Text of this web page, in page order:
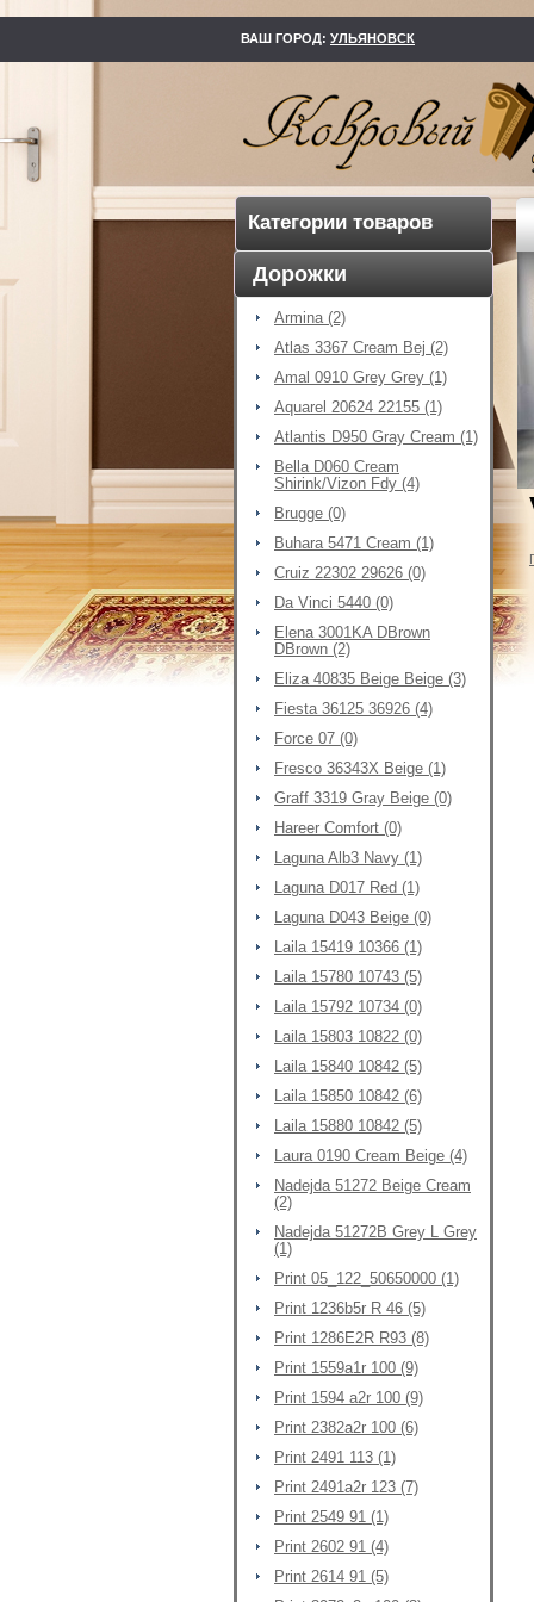
ВАШ ГОРОД: УЛЬЯНОВСК
Категории товаров
Дорожки
Armina (2)
Atlas 3367 Cream Bej (2)
Amal 0910 Grey Grey (1)
Aquarel 20624 22155 (1)
Atlantis D950 Gray Cream (1)
Bella D060 Cream
Shirink/Vizon Fdy (4)
Brugge (0)
Buhara 5471 Cream (1)
Cruiz 22302 29626 (0)
Da Vinci 5440 (0)
Elena 3001KA DBrown
DBrown (2)
Eliza 40835 Beige Beige (3)
Fiesta 36125 36926 (4)
Force 07 (0)
Fresco 36343X Beige (1)
Graff 3319 Gray Beige (0)
Hareer Comfort (0)
Laguna Alb3 Navy (1)
Laguna D017 Red (1)
Laguna D043 Beige (0)
Laila 15419 10366 (1)
Laila 15780 10743 (5)
Laila 15792 10734 (0)
Laila 15803 10822 (0)
Laila 15840 10842 (5)
Laila 15850 10842 (6)
Laila 15880 10842 (5)
Laura 0190 Cream Beige (4)
Nadejda 51272 Beige Cream
(2)
Nadejda 51272B Grey L Grey
(1)
Print 05_122_50650000 (1)
Print 1236b5r R 46 (5)
Print 1286E2R R93 (8)
Print 1559a1r 100 (9)
Print 1594 a2r 100 (9)
Print 2382a2r 100 (6)
Print 2491 113 (1)
Print 2491a2r 123 (7)
Print 2549 91 (1)
Print 2602 91 (4)
Print 2614 91 (5)